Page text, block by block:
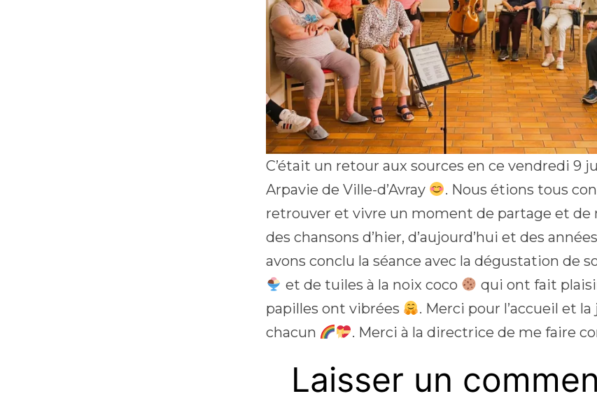
C’était un retour aux sources en ce vendredi 9
Arpavie de Ville-d’Avray
. Nous étions tous
retrouver et vivre un moment de partage et de
des chansons d’hier, d’aujourd’hui et des
avons conclu la séance avec la dégustation de
et de tuiles à la noix coco
qui ont fait
papilles ont vibrées
. Merci pour l’accueil et
chacun
. Merci à la directrice de me faire
Laisser un